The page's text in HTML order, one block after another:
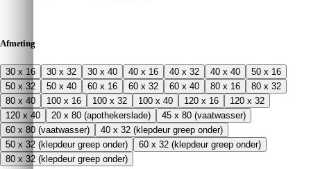
Afmeting
30 x 16 30 x 32 30 x 40 40 x 16 40 x 32 40 x 40
50 x 16
50 x 32
50 x 40 60 x 16 60 x 32 60 x 40 80 x 16
80 x 32
80 x 40
100 x 16 100 x 32 100 x 40 120 x 16
120 x 32
120 x 40
20 x 80 (apothekerslade)
45 x 80 (vaatwasser)
60 x 80 (vaatwasser)
40 x 32 (klepdeur greep onder)
50 x 32 (klepdeur greep onder)
60 x 32 (klepdeur greep onder)
80 x 32 (klepdeur greep onder)